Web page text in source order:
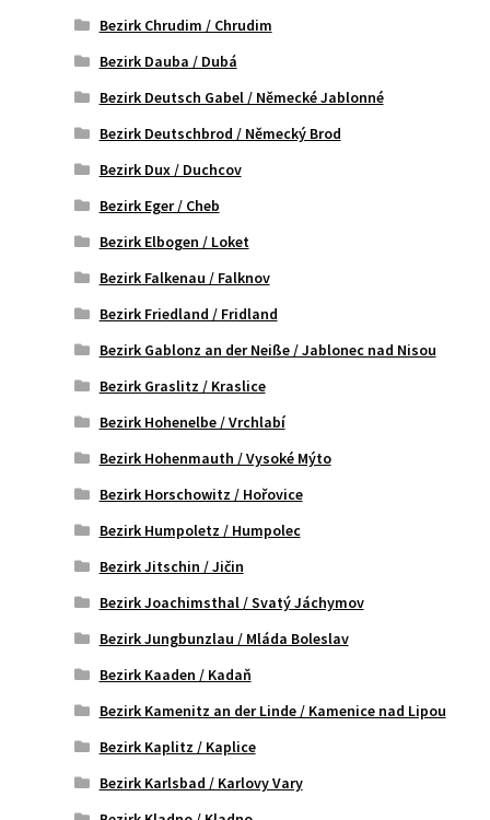
Bezirk Chrudim / Chrudim
Bezirk Dauba / Dubá
Bezirk Deutsch Gabel / Německé Jablonné
Bezirk Deutschbrod / Německý Brod
Bezirk Dux / Duchcov
Bezirk Eger / Cheb
Bezirk Elbogen / Loket
Bezirk Falkenau / Falknov
Bezirk Friedland / Fridland
Bezirk Gablonz an der Neiße / Jablonec nad Nisou
Bezirk Graslitz / Kraslice
Bezirk Hohenelbe / Vrchlabí
Bezirk Hohenmauth / Vysoké Mýto
Bezirk Horschowitz / Hořovice
Bezirk Humpoletz / Humpolec
Bezirk Jitschin / Jičin
Bezirk Joachimsthal / Svatý Jáchymov
Bezirk Jungbunzlau / Mláda Boleslav
Bezirk Kaaden / Kadaň
Bezirk Kamenitz an der Linde / Kamenice nad Lipou
Bezirk Kaplitz / Kaplice
Bezirk Karlsbad / Karlovy Vary